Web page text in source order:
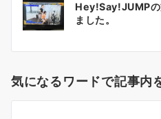
ー
シ
Hey!Say!JUMPの
ました。
気になるワードで記事内